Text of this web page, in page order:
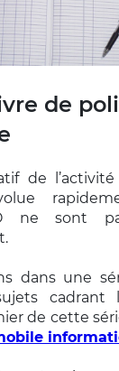
de
de
ne sont
dans une
cadrant
de cette